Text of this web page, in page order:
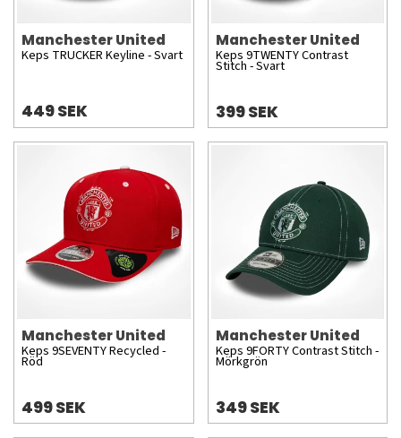
Manchester United
Keps TRUCKER Keyline - Svart
449 SEK
Manchester United
Keps 9TWENTY Contrast
Stitch - Svart
399 SEK
Manchester United
Keps 9SEVENTY Recycled -
Röd
499 SEK
Manchester United
Keps 9FORTY Contrast Stitch -
Mörkgrön
349 SEK